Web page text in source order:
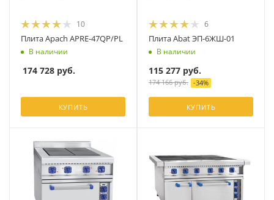
10
Плита Apach APRE-47QP/PL
В наличии
174 728 руб.
КУПИТЬ
6
Плита Abat ЭП-6ЖШ-01
В наличии
115 277 руб.
174 166руб. -34%
КУПИТЬ